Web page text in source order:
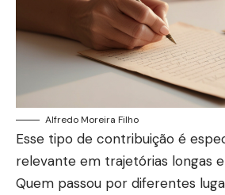
Alfredo Moreira Filho
Esse tipo de contribuição é
relevante em trajetórias longas
Quem passou por diferentes